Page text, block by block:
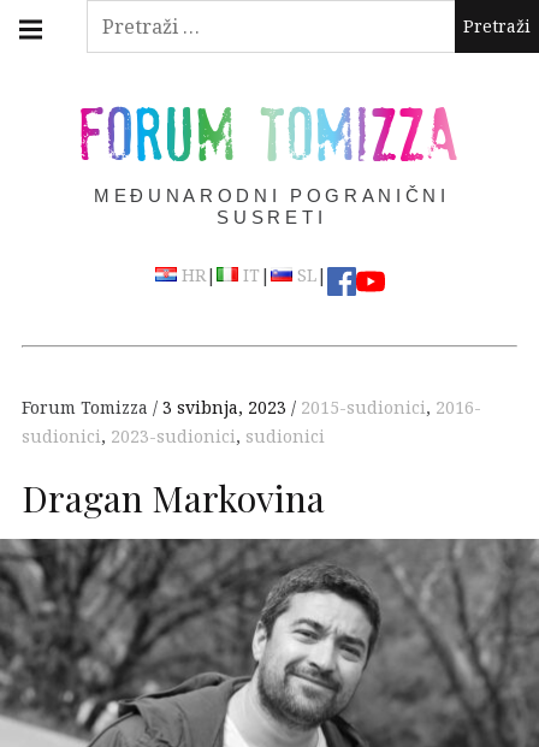
Pretraži:
Skip
FORUM TOMIZZA
MEĐUNARODNI POGRANIČNI
SUSRETI
HR| IT | SL|
navigation
Forum Tomizza 3 svibnja, 2023 2015-sudionici, 2016-
sudionici, 2023-sudionici, sudionici
Dragan Markovina